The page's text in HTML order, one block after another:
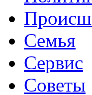
Семья
Сервис
Советы